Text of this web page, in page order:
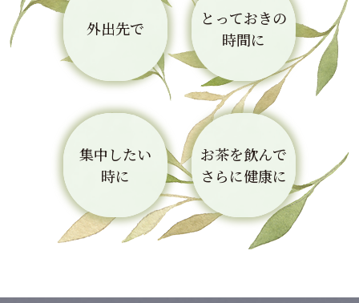
外出先で
とっておきの
時間に
集中したい
時に
お茶を飲んで
さらに健康に